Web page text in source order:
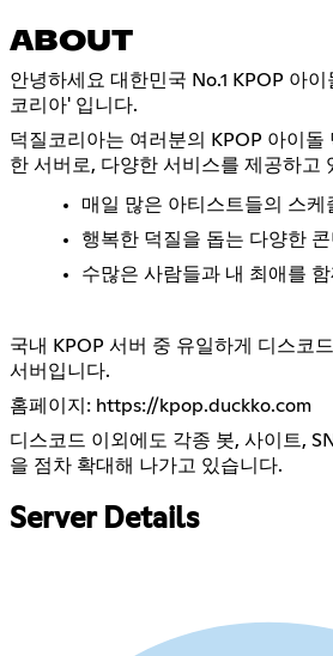
ABOUT
안녕하세요 대한민국 No.1 KPOP 아
코리아' 입니다.
덕질코리아는 여러분의 KPOP 아이돌
한 서버로, 다양한 서비스를 제공하고
매일 많은 아티스트들의 스케
행복한 덕질을 돕는 다양한
수많은 사람들과 내 최애를
국내 KPOP 서버 중 유일하게 디스코
서버입니다.
홈페이지: https://kpop.duckko.com
디스코드 이외에도 각종 봇, 사이트,
을 점차 확대해 나가고 있습니다.
Server Details